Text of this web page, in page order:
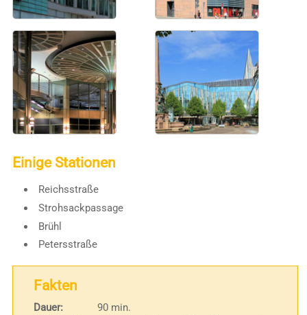
Einige Stationen
Reichsstraße
Strohsackpassage
Brühl
Petersstraße
Fakten
Dauer:
90 min.